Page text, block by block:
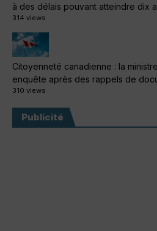
à des délais pouvant atteindre dix
314 views
Citoyenneté canadienne : la
enquête après des rappels de
310 views
Publicité